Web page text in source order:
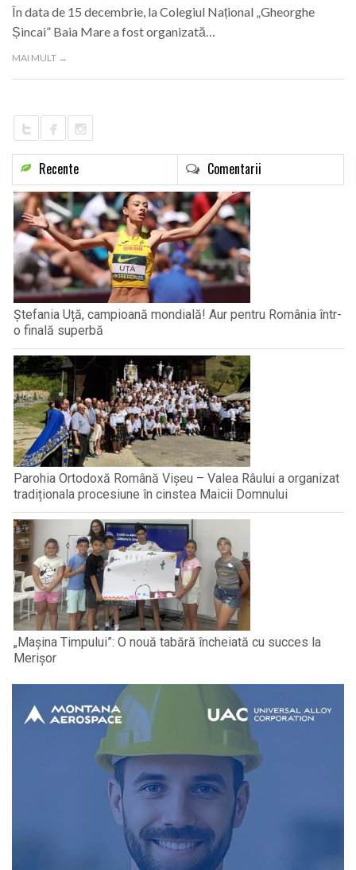
În data de 15 decembrie, la Colegiul Național „Gheorghe
Șincai” Baia Mare a fost organizată…
MAI MULT →
Recente Comentarii
Ștefania Uță, campioană mondială! Aur pentru România într-
o finală superbă
Parohia Ortodoxă Română Vișeu – Valea Râului a organizat
tradiționala procesiune în cinstea Maicii Domnului
„Mașina Timpului”: O nouă tabără încheiată cu succes la
Merișor